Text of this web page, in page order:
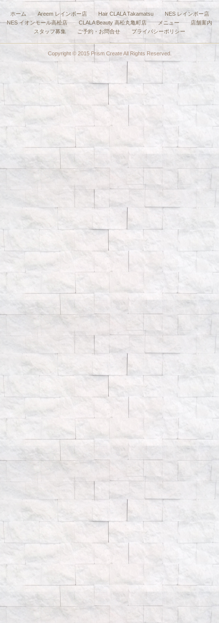
ホーム Areem レインボー店 Hair CLALA Takamatsu
NES レインボー店
NES イオンモール高松店
CLALA Beauty 高松丸亀町店 メニュー
店舗案内
スタッフ募集
ご予約・お問合せ プライバシーポリシー
Copyright © 2015 Prism Create All Rights Reserved.